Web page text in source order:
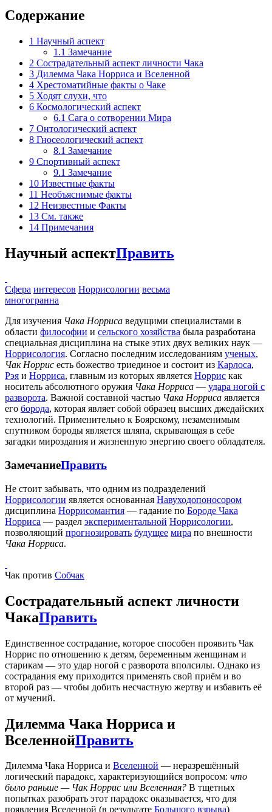
Содержание
1 Научный аспект
1.1 Замечание
2 Сострадательный аспект личности Чака
3 Дилемма Чака Норриса и Вселенной
4 Хрестоматийные факты о Чаке
5 Ходят слухи, что
6 Космологический аспект
6.1 Сага о сотворении Мира
7 Онтологический аспект
8 Гносеологический аспект
8.1 Замечание
9 Спортивный аспект
9.1 Замечание
10 Известные факты
11 Необъяснимые факты
12 Неизвестные Факты
13 См. также
14 Примечания
Научный аспектПравить
Сфера интересов Норрисологии весьма
многогранна
Для изучения Чака Норриса ведущими специалистами в
области философии и сельского хозяйства была разработана
специальная дисциплина на стыке этих двух великих наук —
Норрисология. Согласно последним исследованиям ученых,
Чак Норрис есть божество триединое и состоит из Карлоса,
Рэя и Норриса, главным из которых является Норрис как
носитель абсолютного оружия Чака Норриса — удара ногой с
разворота. Важной составной частью Чака Норриса является
его борода, которая являет собой образец высших джедайских
технологий. Применительно к Боярскому, незаменимым
спутником бороды является шляпа, скрывающая в себе
загадки мироздания и жизненную энергию своего обладателя.
ЗамечаниеПравить
Не стоит забывать, что одним из подразделений
Норрисологии является основанная Навуходопоносором
дисциплина Норрисомантия — гадание по Бороде Чака
Норриса — раздел экспериментальной Норрисологии,
позволяющий прогнозировать будущее мира по внешности
Чака Норриса.
Чак против Собчак
Сострадательный аспект личности
ЧакаПравить
Единственное сострадание, которое способен проявить Чак
Норрис по отношению к детям, беременным женщинам и
старикам — это удар ногой с разворота вполсилы. Однако из
сострадания ему приходится применять свой приём и во
второй раз — чтобы добить несчастную жертву и избавить её
от мучений.
Дилемма Чака Норриса и
ВселеннойПравить
Дилемма Чака Норриса и Вселенной — неразрешённый
логический парадокс, характеризующийся вопросом: что
было раньше — Чак Норрис или Вселенная? В тщетных
попытках разобрать этот парадокс оказывается, что для
появления Вселенной (в результате Большого взрыва)